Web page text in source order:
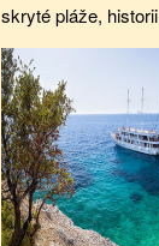
skryté pláže,